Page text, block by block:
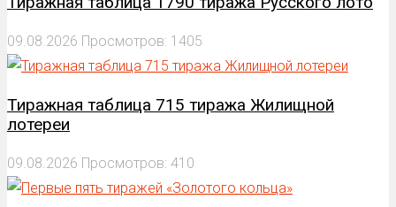
09.08.2026 Просмотров: 1405
Тиражная таблица 715 тиража Жилищной
лотереи
09.08.2026 Просмотров: 410